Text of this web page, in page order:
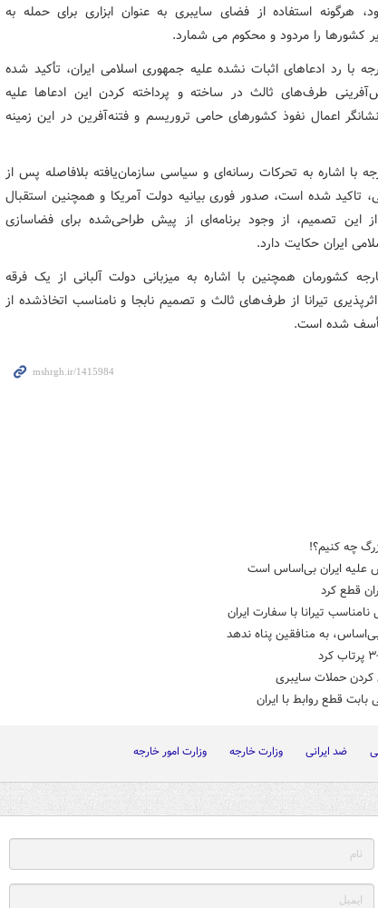
هرگونه استفاده از فضای سایبری به عنوان ابزاری برای حمله به
کشورها را مردود و محکوم می شمارد.
با رد ادعاهای اثبات نشده علیه جمهوری اسلامی ایران، تأکید شده
طرف‌های ثالث در ساخته و پرداخته کردن این ادعاها علیه
اعمال نفوذ کشورهای حامی تروریسم و فتنه‌آفرین در این زمینه
با اشاره به تحرکات رسانه‌ای و سیاسی سازمان‌یافته بلافاصله پس از
تاکید شده است، صدور فوری بیانیه دولت آمریکا و همچنین استقبال
این تصمیم، از وجود برنامه‌ای از پیش طراحی‌شده برای فضاسازی
ایران حکایت دارد.
کشورمان همچنین با اشاره به میزبانی دولت آلبانی از یک فرقه
تیرانا از طرف‌های ثالث و تصمیم نابجا و نامناسب اتخاذشده از
تأسف شده است.
چه کنیم؟!
علیه ایران بی‌اساس است
قطع کرد
تیرانا با سفارت ایران
به منافقین پناه ندهد
کردن حملات سایبری
بابت قطع روابط با ایران
ضد ایرانی وزارت خارجه وزارت امور خارجه